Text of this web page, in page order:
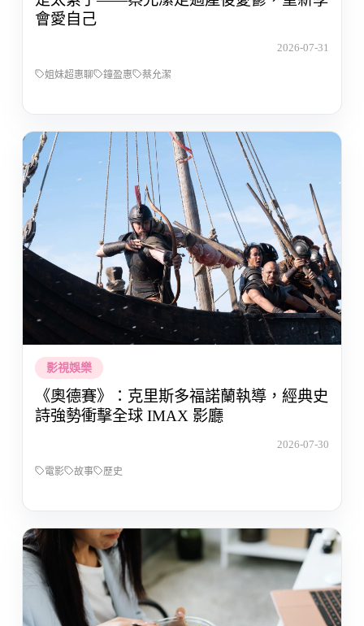
會愛自己
2026-07-31
姐妹超惠聊 鐘盈惠 蔡允潔
影視娛樂
《奧德賽》：克里斯多福諾蘭執導，經典史
詩強勢衝擊全球 IMAX 影廳
2026-07-30
電影 故事 歷史